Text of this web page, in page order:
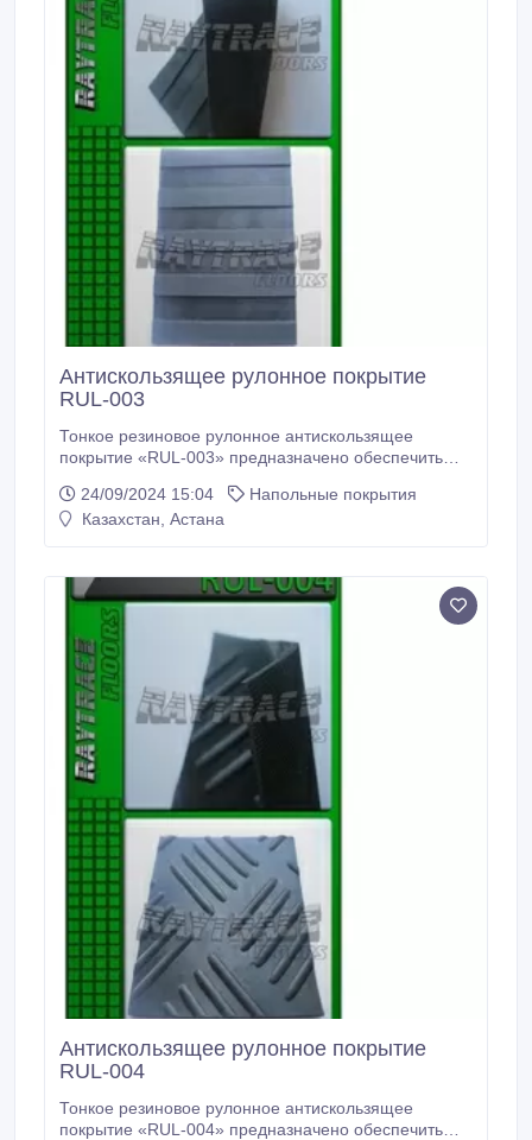
Антискользящее рулонное покрытие
RUL-003
Тонкое резиновое рулонное антискользящее
покрытие «RUL-003» предназначено обеспечить
входных групп, крыльце и лестницах. Резиновые
рулоны/коврики/дорожки «RUL-003» могут
24/09/2024 15:04
Напольные покрытия
Казахстан, Астана
Антискользящее рулонное покрытие
RUL-004
Тонкое резиновое рулонное антискользящее
покрытие «RUL-004» предназначено обеспечить